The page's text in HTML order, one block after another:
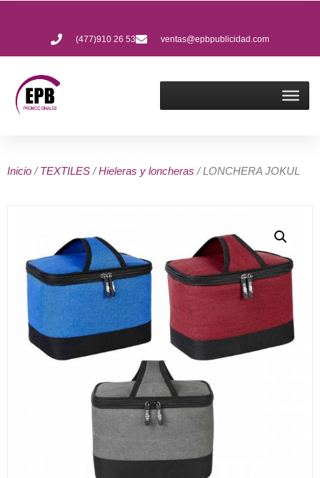
(477)910 26 53 ventas@epbpublicidad.com
Inicio /TEXTILES /Hieleras y loncheras / LONCHERA JOKUL